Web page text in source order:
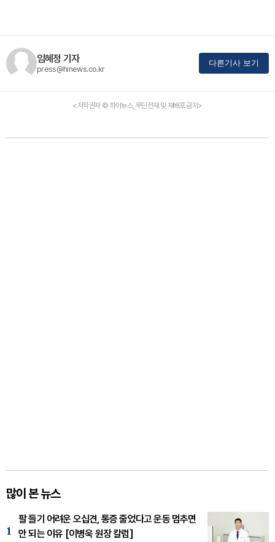
임혜정 기자
press@hinews.co.kr
다른기사 보기
<저작권자 © 하이뉴스, 무단전재 및 재배포 금지>
많이 본 뉴스
1
팔 들기 어려운 오십견, 통증 줄었다고 운동 멈추면
안 되는 이유 [이병욱 원장 칼럼]